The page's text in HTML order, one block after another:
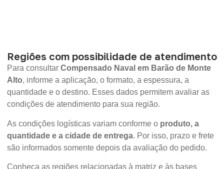
Regiões com possibilidade de atendimento
Para consultar Compensado Naval em Barão de Monte
Alto, informe a aplicação, o formato, a espessura, a
quantidade e o destino. Esses dados permitem avaliar as
condições de atendimento para sua região.
As condições logísticas variam conforme o produto, a
quantidade e a cidade de entrega. Por isso, prazo e frete
são informados somente depois da avaliação do pedido.
Conheça as regiões relacionadas à matriz e às bases